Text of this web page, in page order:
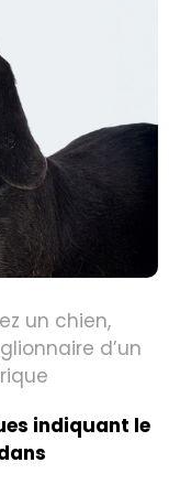
un chien,
d’un
indiquant le